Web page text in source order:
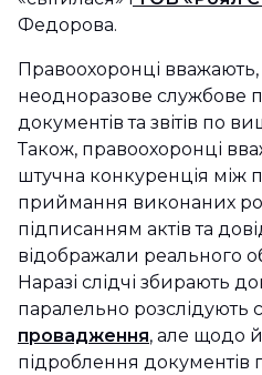
Федорова.
Правоохоронці
неодноразове службове
документів та звітів по
Також, правоохоронці
штучна конкуренція між
приймання виконаних
підписанням актів та
відображали реального
Наразі слідчі збирають
паралельно розслідують
провадження, але щодо
підроблення документів